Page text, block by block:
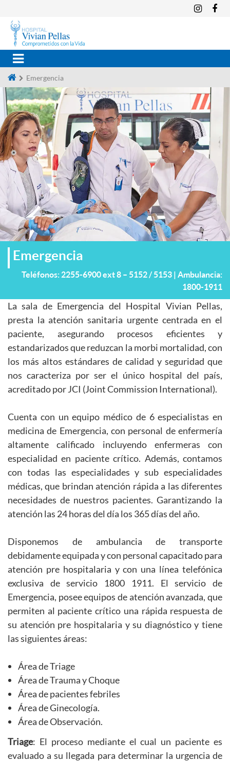
Emergencia
Emergencia
Teléfonos: 2255-6900 ext 8 – 5152 / 5153 | Ambulancia:
1800-1911
La sala de Emergencia del Hospital Vivian Pellas,
presta la atención sanitaria urgente centrada en el
paciente, asegurando procesos eficientes y
estandarizados que reduzcan la morbi mortalidad, con
los más altos estándares de calidad y seguridad que
nos caracteriza por ser el único hospital del país,
acreditado por JCI (Joint Commission International).
Cuenta con un equipo médico de 6 especialistas en
medicina de Emergencia, con personal de enfermería
altamente calificado incluyendo enfermeras con
especialidad en paciente crítico. Además, contamos
con todas las especialidades y sub especialidades
médicas, que brindan atención rápida a las diferentes
necesidades de nuestros pacientes. Garantizando la
atención las 24 horas del día los 365 días del año.
Disponemos de ambulancia de transporte
debidamente equipada y con personal capacitado para
atención pre hospitalaria y con una línea telefónica
exclusiva de servicio 1800 1911. El servicio de
Emergencia, posee equipos de atención avanzada, que
permiten al paciente crítico una rápida respuesta de
su atención pre hospitalaria y su diagnóstico y tiene
las siguientes áreas:
Área de Triage
Área de Trauma y Choque
Área de pacientes febriles
Área de Ginecología.
Área de Observación.
Triage: El proceso mediante el cual un paciente es
evaluado a su llegada para determinar la urgencia de